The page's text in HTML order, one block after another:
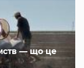
— що це